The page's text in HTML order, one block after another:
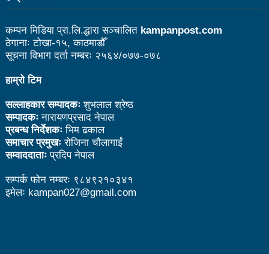
संविधानसभाबाट संविधान बनाउने मुद्दा जनयुद्धको मुख्य मुद्दा होः
बोगटीको स्मृतिमा रक्तदान कार्यक्रम
पब्लिक स्पिच नेपालको विजेता बने दैलेखका दिल बहादुर
संविधानको रक्षा र कार्यान्वयनमा जनताको खबरदारी आवश्यकः
प्रचण्ड
माओवादीमा जनपरिचालनका कार्यक्रमको तयारीः तीन
आयोगको बैठक सकियो
कम्पन मिडिया प्रा.लि.द्धारा सञ्चालित kampanpost.com
ठेगानाः टोखा-१५, काठमाडौँ
सूचना विभाग दर्ता नम्बरः २५६४/०७७-०७८
हाम्रो टिम
सल्लाहकार सम्पादकःशुभलाल श्रेष्ठ
सम्पादकःनारायणप्रसाद नेपाल
प्रबन्ध निर्देशकःभिम ढकाल
समाचार प्रमुखःरोजिना चौलागाईं
सम्वाददाताःप्रदिप नेपाल
सम्पर्क फोन नम्बरः ९८४९२१०३४१
इमेलः kampan027@gmail.com